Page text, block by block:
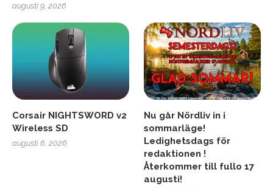
augusti 9, 2026
Corsair NIGHTSWORD v2
Wireless SD
augusti 6, 2026
Nu går Nördliv in i
sommarläge!
Ledighetsdags för
redaktionen !
Återkommer till fullo 17
augusti!